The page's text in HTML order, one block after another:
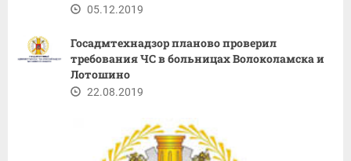
05.12.2019
Госадмтехнадзор планово проверил
требования ЧС в больницах Волоколамска и
Лотошино
22.08.2019